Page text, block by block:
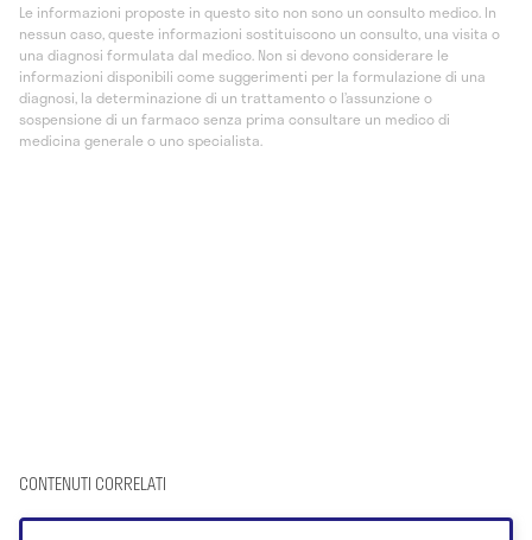
Le informazioni proposte in questo sito non sono un consulto medico. In
nessun caso, queste informazioni sostituiscono un consulto, una visita o
una diagnosi formulata dal medico. Non si devono considerare le
informazioni disponibili come suggerimenti per la formulazione di una
diagnosi, la determinazione di un trattamento o l’assunzione o
sospensione di un farmaco senza prima consultare un medico di
medicina generale o uno specialista.
CONTENUTI CORRELATI